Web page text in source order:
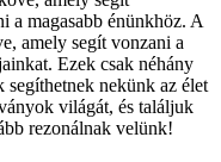
a magasabb énünkhöz. A
amely segít vonzani a
Ezek csak néhány
segíthetnek nekünk az élet
világát, és találjuk
rezonálnak velünk!